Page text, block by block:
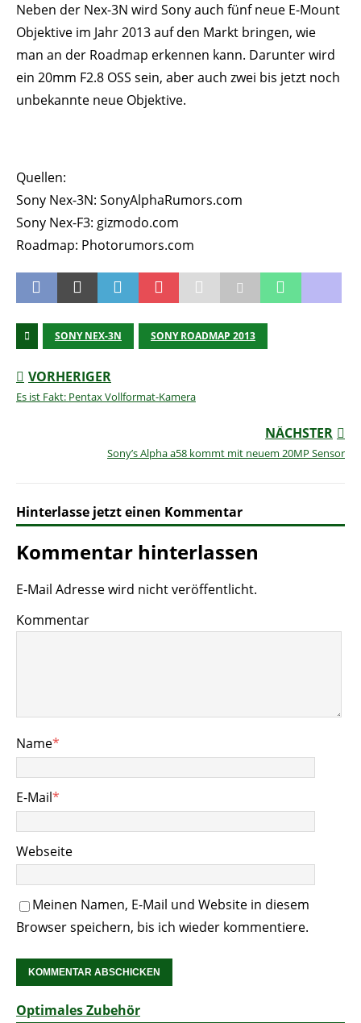
Neben der Nex-3N wird Sony auch fünf neue E-Mount
Objektive im Jahr 2013 auf den Markt bringen, wie
man an der Roadmap erkennen kann. Darunter wird
ein 20mm F2.8 OSS sein, aber auch zwei bis jetzt noch
unbekannte neue Objektive.
Quellen:
Sony Nex-3N: SonyAlphaRumors.com
Sony Nex-F3: gizmodo.com
Roadmap: Photorumors.com
SONY NEX-3N SONY ROADMAP 2013
VORHERIGER
Es ist Fakt: Pentax Vollformat-Kamera
NÄCHSTER
Sony’s Alpha a58 kommt mit neuem 20MP Sensor
Hinterlasse jetzt einen Kommentar
Kommentar hinterlassen
E-Mail Adresse wird nicht veröffentlicht.
Kommentar
Name*
E-Mail*
Webseite
Meinen Namen, E-Mail und Website in diesem
Browser speichern, bis ich wieder kommentiere.
Optimales Zubehör